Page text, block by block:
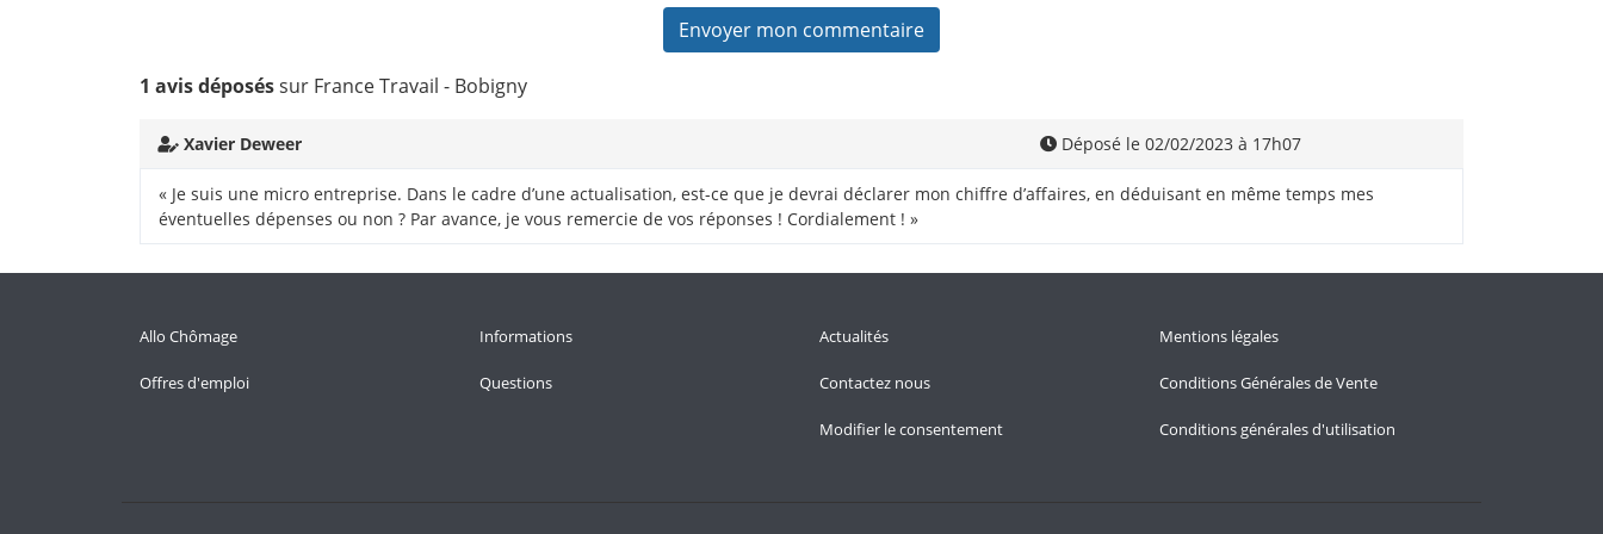
1 avis déposéssur France Travail - Bobigny
Xavier Deweer Déposé le 02/02/2023 à 17h07
« Je suis une micro entreprise. Dans le cadre d’une actualisation, est-ce que je devrai déclarer mon chiffre d’affaires, en déduisant en même temps mes
éventuelles dépenses ou non ? Par avance, je vous remercie de vos réponses ! Cordialement ! »
Allo Chômage
Offres d'emploi
Informations
Questions
Actualités
Contactez nous
Modifier le consentement
Mentions légales
Conditions Générales de Vente
Conditions générales d'utilisation